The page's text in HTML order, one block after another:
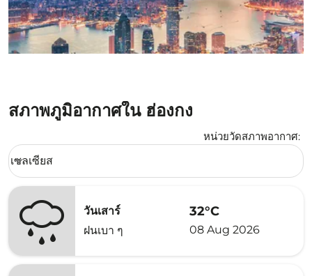
สภาพภูมิอากาศใน ฮ่องกง
หน่วยวัดสภาพอากาศ:
Weather unit option เซลเซียส Selected
เซลเซียส
keyboard_arrow_down
วันเสาร์
ฝนเบา ๆ
32°C
08 Aug 2026